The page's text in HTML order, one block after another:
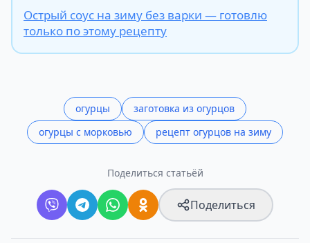
Острый соус на зиму без варки — готовлю
только по этому рецепту
огурцы
заготовка из огурцов
огурцы с морковью
рецепт огурцов на зиму
Поделиться статьёй
Поделиться